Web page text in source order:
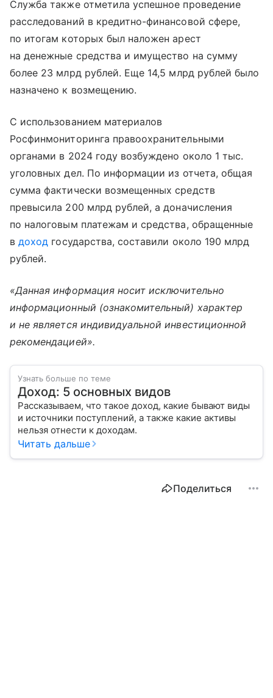
Служба также отметила успешное проведение
расследований в кредитно-финансовой сфере,
по итогам которых был наложен арест
на денежные средства и имущество на сумму
более 23 млрд рублей. Еще 14,5 млрд рублей было
назначено к возмещению.
С использованием материалов
Росфинмониторинга правоохранительными
органами в 2024 году возбуждено около 1 тыс.
уголовных дел. По информации из отчета, общая
сумма фактически возмещенных средств
превысила 200 млрд рублей, а доначисления
по налоговым платежам и средства, обращенные
вдоход государства, составили около 190 млрд
рублей.
«Данная информация носит исключительно
информационный (ознакомительный) характер
и не является индивидуальной инвестиционной
рекомендацией».
Узнать больше по теме
Доход: 5 основных видов
Рассказываем, что такое доход, какие бывают виды
и источники поступлений, а также какие активы
нельзя отнести к доходам.
Читать дальше
Поделиться